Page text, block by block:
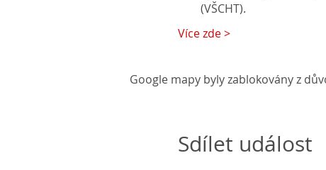
(VŠCHT).
Více zde >
Google mapy byly zablokovány z
Sdílet událost